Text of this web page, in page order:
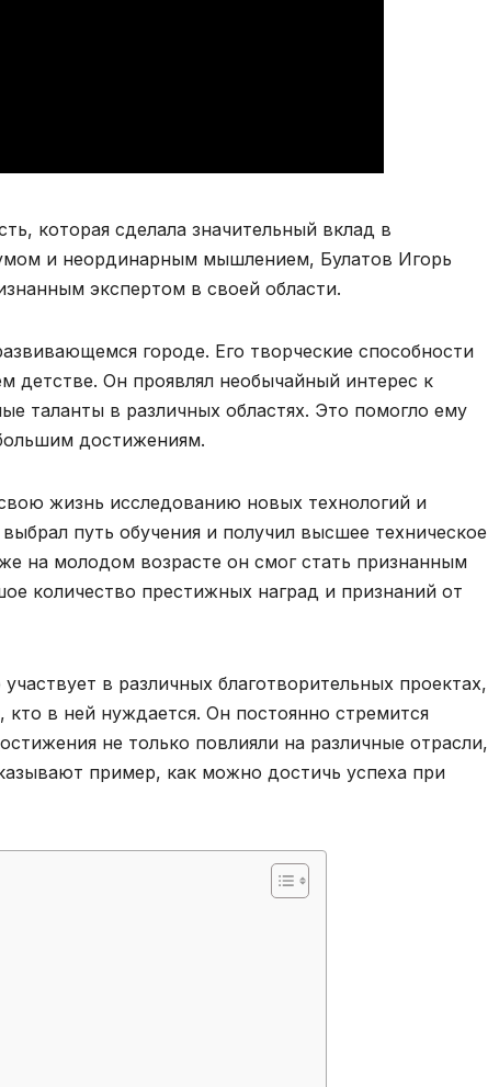
которая сделала значительный вклад в
и неординарным мышлением, Булатов Игорь
экспертом в своей области.
городе. Его творческие способности
детстве. Он проявлял необычайный интерес к
таланты в различных областях. Это помогло ему
достижениям.
жизнь исследованию новых технологий и
путь обучения и получил высшее техническое
на молодом возрасте он смог стать признанным
количество престижных наград и признаний от
в различных благотворительных проектах,
в ней нуждается. Он постоянно стремится
не только повлияли на различные отрасли,
пример, как можно достичь успеха при